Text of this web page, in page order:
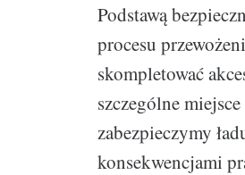
Podstawą
procesu
skompletować
szczególne
zabezpieczymy
konsekwencjami